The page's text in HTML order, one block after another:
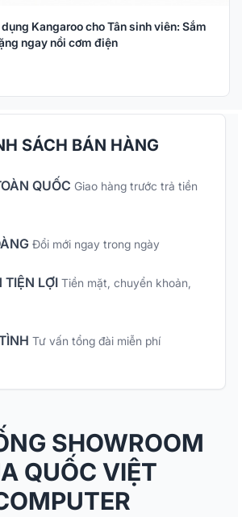
Kangaroo cho Tân sinh viên: Sắm
ngay nồi cơm điện
SÁCH BÁN HÀNG
QUỐC Giao hàng trước trả tiền
Đổi mới ngay trong ngày
TIỆN LỢI Tiền mặt, chuyển khoản,
Tư vấn tổng đài miễn phí
SHOWROOM
QUỐC VIỆT